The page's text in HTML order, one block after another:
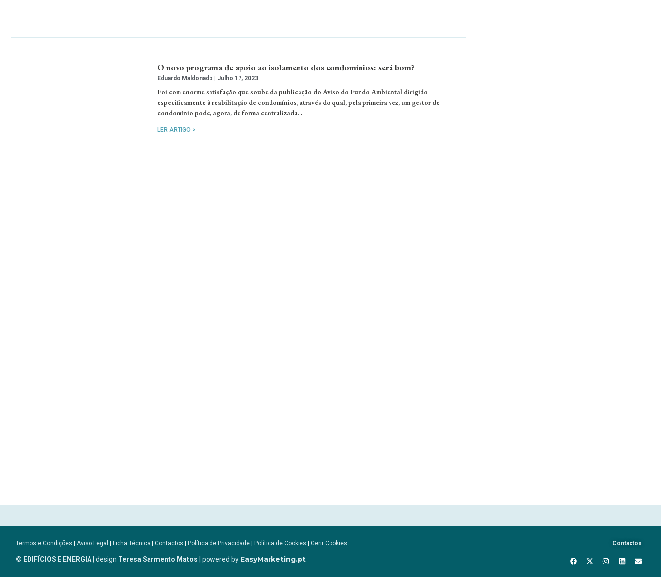
O novo programa de apoio ao isolamento dos condomínios: será bom?
Eduardo Maldonado Julho 17, 2023
Foi com enorme satisfação que soube da publicação do Aviso do Fundo Ambiental dirigido
especificamente à reabilitação de condomínios, através do qual, pela primeira vez, um gestor de
condomínio pode, agora, de forma centralizada…
LER ARTIGO >
Termos e Condições | Aviso Legal | Ficha Técnica | Contactos | Política de Privacidade | Política de Cookies | Gerir Cookies
© EDIFÍCIOS E ENERGIA | design Teresa Sarmento Matos | powered by EasyMarketing.pt
Contactos